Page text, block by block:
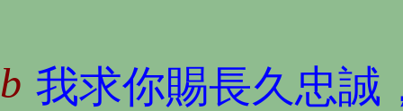
我求你賜長久忠誠